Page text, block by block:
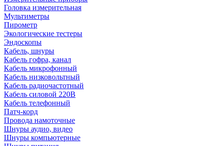
Головка измерительная
Мультиметры
Пирометр
Экологические тестеры
Эндоскопы
Кабель, шнуры
Кабель гофра, канал
Кабель микрофонный
Кабель низковольтный
Кабель радиочастотный
Кабель силовой 220В
Кабель телефонный
Патч-корд
Провода намоточные
Шнуры аудио, видео
Шнуры компьютерные